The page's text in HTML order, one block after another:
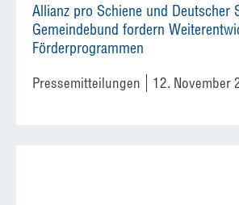
Allianz pro Schiene und Deutscher
Gemeindebund fordern
Förderprogrammen
Pressemitteilungen 12. November